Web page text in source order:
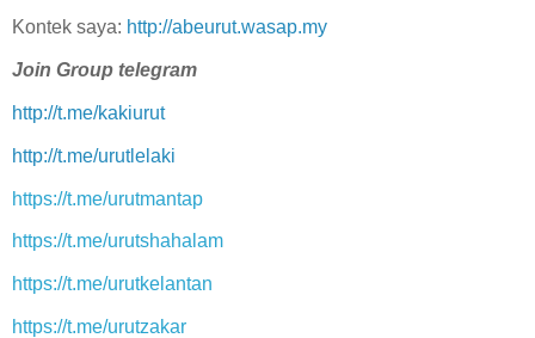
Kontek saya: http://abeurut.wasap.my
Join Group telegram
http://t.me/kakiurut
http://t.me/urutlelaki
https://t.me/urutmantap
https://t.me/urutshahalam
https://t.me/urutkelantan
https://t.me/urutzakar